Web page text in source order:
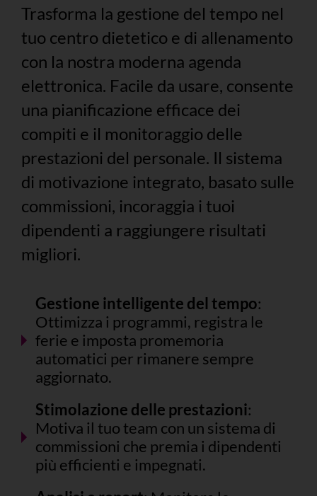
Trasforma la gestione del tempo nel
tuo centro dietetico e di allenamento
con la nostra moderna agenda
elettronica. Facile da usare, consente
una pianificazione efficace dei
compiti e il monitoraggio delle
prestazioni del personale. Il sistema
di motivazione integrato, basato sulle
commissioni, incoraggia i tuoi
dipendenti a raggiungere risultati
migliori.
Gestione intelligente del tempo:
Ottimizza i programmi, registra le
ferie e imposta promemoria
automatici per rimanere sempre
aggiornato.
Stimolazione delle prestazioni:
Motiva il tuo team con un sistema di
commissioni che premia i dipendenti
più efficienti e impegnati.